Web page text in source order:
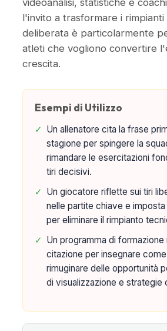
videoanalisi, statistiche e
l'invito a trasformare i rimpianti
deliberata è particolarmente
atleti che vogliono convertire
crescita.
Esempi di Utilizzo
✓ Un allenatore cita la frase
stagione per spingere la
rimandare le esercitazioni
tiri decisivi.
✓ Un giocatore riflette sui tiri
nelle partite chiave e
per eliminare il rimpianto
✓ Un programma di formazione
citazione per insegnare
rimuginare delle opportunità
di visualizzazione e strategie